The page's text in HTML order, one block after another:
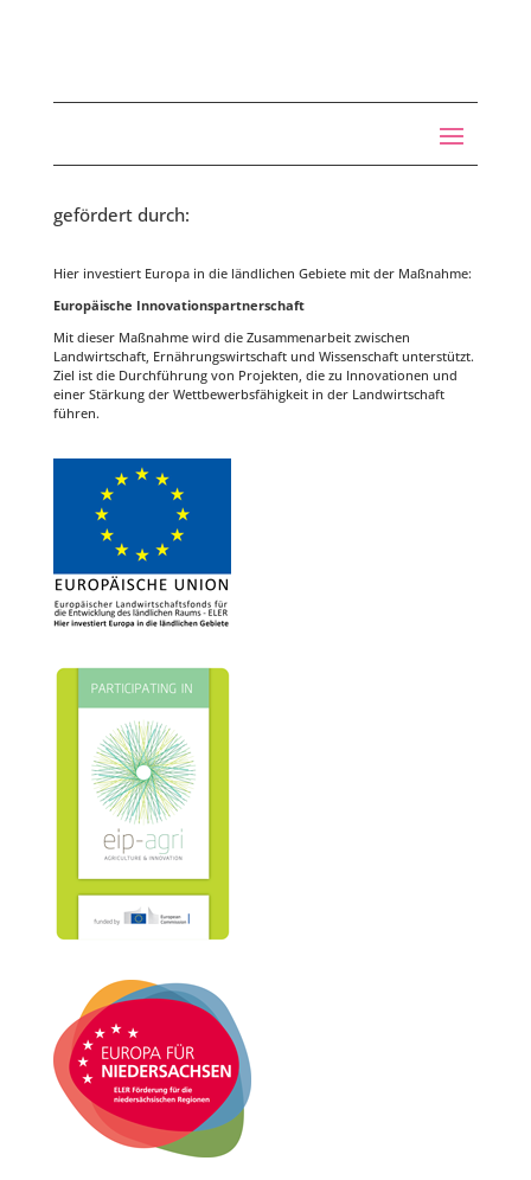
gefördert durch:
Hier investiert Europa in die ländlichen Gebiete mit der Maßnahme:
Europäische Innovationspartnerschaft
Mit dieser Maßnahme wird die Zusammenarbeit zwischen
Landwirtschaft, Ernährungswirtschaft und Wissenschaft unterstützt.
Ziel ist die Durchführung von Projekten, die zu Innovationen und
einer Stärkung der Wettbewerbsfähigkeit in der Landwirtschaft
führen.